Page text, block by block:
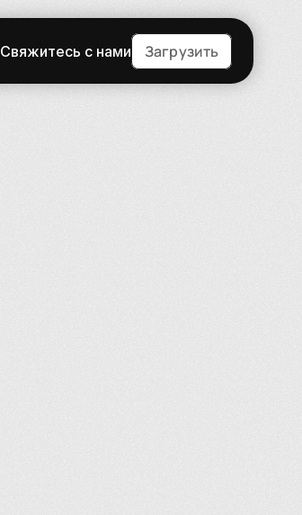
Свяжитесь с нами Загрузить